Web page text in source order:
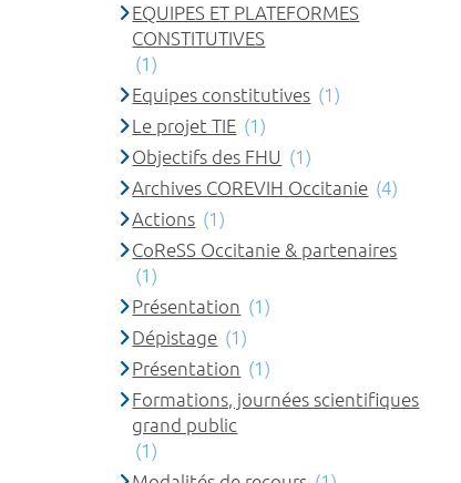
EQUIPES ET PLATEFORMES
CONSTITUTIVES
(1)
Equipes constitutives (1)
Le projet TIE (1)
Objectifs des FHU (1)
Archives COREVIH Occitanie (4)
Actions (1)
CoReSS Occitanie & partenaires
(1)
Présentation (1)
Dépistage (1)
Présentation (1)
Formations, journées scientifiques
grand public
(1)